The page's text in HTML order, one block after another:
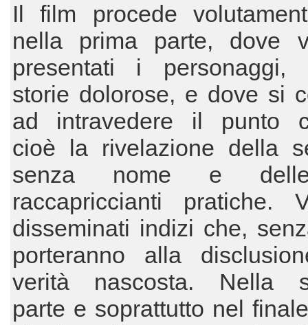
Il film procede
nella prima parte, dove
presentati i
storie dolorose, e dove si
ad intravedere il punto
cioè la rivelazione della
senza nome e
raccapriccianti pratiche.
disseminati indizi che,
porteranno alla
verità nascosta. Nella
parte e soprattutto nel